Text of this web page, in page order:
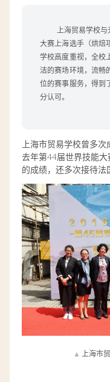
上海贸易学校
大赛上海选手（烘焙
学校高度重视，全校
洁的赛场环境，流畅
位的赛事服务，得到
分认可。
上海市贸易学校曾多
去年第44届世界技能
的成绩，还多次接待法
▲ 上海市